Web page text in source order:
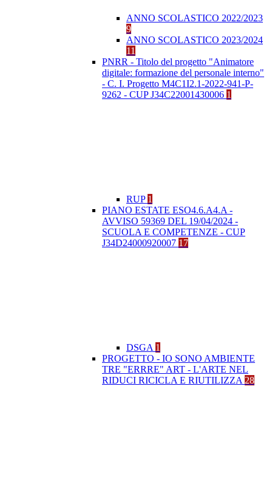
ANNO SCOLASTICO 2022/2023
9
ANNO SCOLASTICO 2023/2024
11
PNRR - Titolo del progetto "Animatore
digitale: formazione del personale interno"
- C. I. Progetto M4C1I2.1-2022-941-P-
9262 - CUP J34C22001430006 1
RUP 1
PIANO ESTATE ESO4.6.A4.A -
AVVISO 59369 DEL 19/04/2024 -
SCUOLA E COMPETENZE - CUP
J34D24000920007 17
DSGA 1
PROGETTO - IO SONO AMBIENTE
TRE "ERRRE" ART - L'ARTE NEL
RIDUCI RICICLA E RIUTILIZZA 28